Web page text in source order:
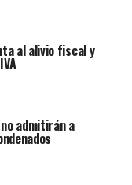
al alivio fiscal y
admitirán a